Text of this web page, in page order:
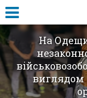
На
виглядом